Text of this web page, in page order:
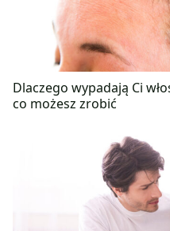
Dlaczego wypadają Ci
co możesz zrobić